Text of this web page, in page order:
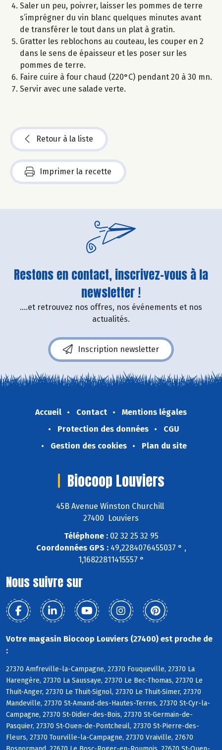
Saler un peu, poivrer, laisser les pommes de terre
s’imprégner du vin blanc quelques minutes avant
de transférer le tout dans un plat à gratin.
Gratter les reblochons au couteau, les couper en 2
dans le sens de épaisseur et les poser sur les
pommes de terre.
Faire cuire à four chaud (220°C) pendant 20 à 30 mn.
Servir avec une salade verte.
Retour à la liste
Imprimer la recette
Restons en contact, inscrivez-vous à la
newsletter !
....et retrouvez nos offres, nos événements et nos
actualités.
Inscription newsletter
Accueil Contact
Mentions légales
Protection des données
CGU
Gestion des cookies
Plan du site
Biocoop Louviers
45B Avenue Winston Churchill
27400 Louviers
Téléphone :02 32 25 32 95
Coordonnées GPS :49,2284076455037 ° ,
1,16822811415557 °
Nous suivre sur
Votre magasin Biocoop Louviers (27400) est proche de
:
27370 Amfreville-la-Campagne, 27370 Fouqueville, 27370 La
Harengère, 27370 La Saussaye, 27370 Le Bec-Thomas, 27370 Le
Thuit-Anger, 27370 Le Thuit-Signol, 27370 Le Thuit-Simer, 27370
Mandeville, 27370 St-Amand-des-Hautes-Terres, 27370 St-Cyr-la-
Campagne, 27370 St-Didier-des-Bois, 27370 St-Germain-de-
Pasquier, 27370 St-Ouen-de-Pontcheuil, 27370 St-Pierre-des-
Fleurs, 27370 Tourville-la-Campagne, 27370 Vraiville, 27670